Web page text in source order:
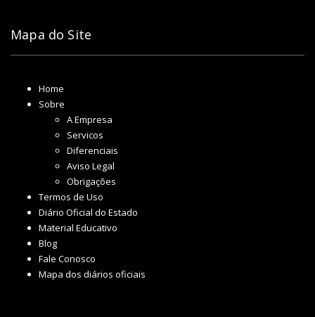
Mapa do Site
Home
Sobre
A Empresa
Servicos
Diferenciais
Aviso Legal
Obrigações
Termos de Uso
Diário Oficial do Estado
Material Educativo
Blog
Fale Conosco
Mapa dos diários oficiais